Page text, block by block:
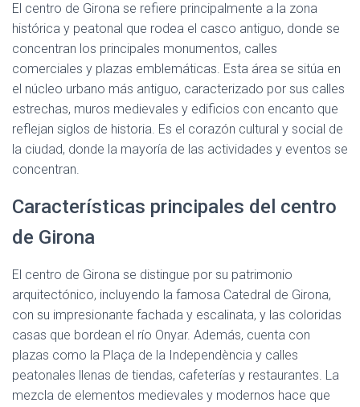
El centro de Girona se refiere principalmente a la zona
histórica y peatonal que rodea el casco antiguo, donde se
concentran los principales monumentos, calles
comerciales y plazas emblemáticas. Esta área se sitúa en
el núcleo urbano más antiguo, caracterizado por sus calles
estrechas, muros medievales y edificios con encanto que
reflejan siglos de historia. Es el corazón cultural y social de
la ciudad, donde la mayoría de las actividades y eventos se
concentran.
Características principales del centro
de Girona
El centro de Girona se distingue por su patrimonio
arquitectónico, incluyendo la famosa Catedral de Girona,
con su impresionante fachada y escalinata, y las coloridas
casas que bordean el río Onyar. Además, cuenta con
plazas como la Plaça de la Independència y calles
peatonales llenas de tiendas, cafeterías y restaurantes. La
mezcla de elementos medievales y modernos hace que